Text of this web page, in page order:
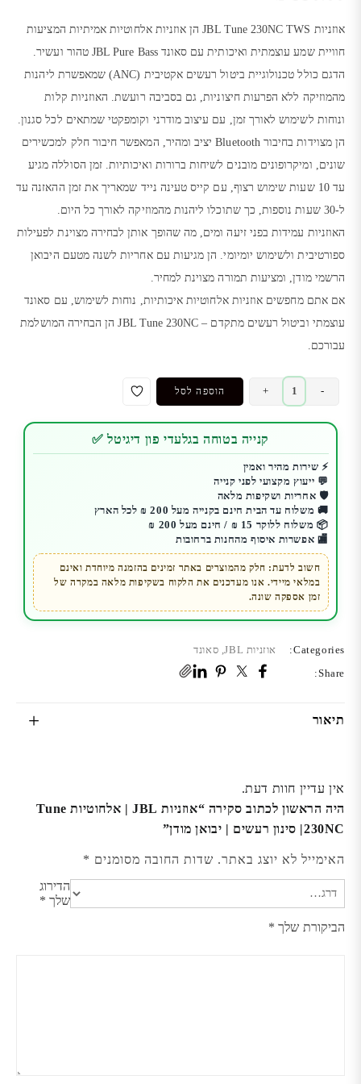
אוזניות JBL Tune 230NC TWS הן אוזניות אלחוטיות אמיתיות המציעות
חוויית שמע עוצמתית ואיכותית עם סאונד JBL Pure Bass טהור ועשיר.
הדגם כולל טכנולוגיית ביטול רעשים אקטיבית (ANC) שמאפשרת ליהנות
מהמוזיקה ללא הפרעות חיצוניות, גם בסביבה רועשת. האוזניות קלות
ונוחות לשימוש לאורך זמן, עם עיצוב מודרני וקומפקטי שמתאים לכל סגנון.
הן מצוידות בחיבור Bluetooth יציב ומהיר, המאפשר חיבור חלק למכשירים
שונים, ומיקרופונים מובנים לשיחות ברורות ואיכותיות. זמן הסוללה מגיע
עד 10 שעות שימוש רצוף, עם קייס טעינה נייד שמאריך את זמן ההאזנה עד
ל-30 שעות נוספות, כך שתוכלו ליהנות מהמוזיקה לאורך כל היום.
האוזניות עמידות בפני זיעה ומים, מה שהופך אותן לבחירה מצוינת לפעילות
ספורטיבית ולשימוש יומיומי. הן מגיעות עם אחריות לשנה מטעם היבואן
הרשמי מודן, ומציעות תמורה מצוינת למחיר.
אם אתם מחפשים אוזניות אלחוטיות איכותיות, נוחות לשימוש, עם סאונד
עוצמתי וביטול רעשים מתקדם – JBL Tune 230NC הן הבחירה המושלמת
עבורכם.
-
כמות
של
אוזניות
|
אלחוטיות
Tune
230NC|
סינון
רעשים
|
+ הוספה לסל
קנייה בטוחה בגלעדי פון דיגיטל ✅
⚡ שירות מהיר ואמין
💬 ייעוץ מקצועי לפני קנייה
🛡️ אחריות ושקיפות מלאה
🚚 משלוח עד הבית חינם בקנייה מעל 200 ₪ לכל הארץ
📦 משלוח ללוקר 15 ₪ / חינם מעל 200 ₪
🏬 אפשרות איסוף מהחנות ברחובות
חשוב לדעת: חלק מהמוצרים באתר זמינים בהזמנה מיוחדת ואינם
במלאי מיידי. אנו מעדכנים את הלקוח בשקיפות מלאה במקרה של
זמן אספקה שונה.
Categories: אוזניות JBL , סאונד
Share:
תיאור
אין עדיין חוות דעת.
היה הראשון לכתוב סקירה “אוזניות JBL | אלחוטיות Tune
230NC| סינון רעשים | יבואן מודן”
האימייל לא יוצג באתר. שדות החובה מסומנים *
הדירוג
שלך *
הביקורת שלך *